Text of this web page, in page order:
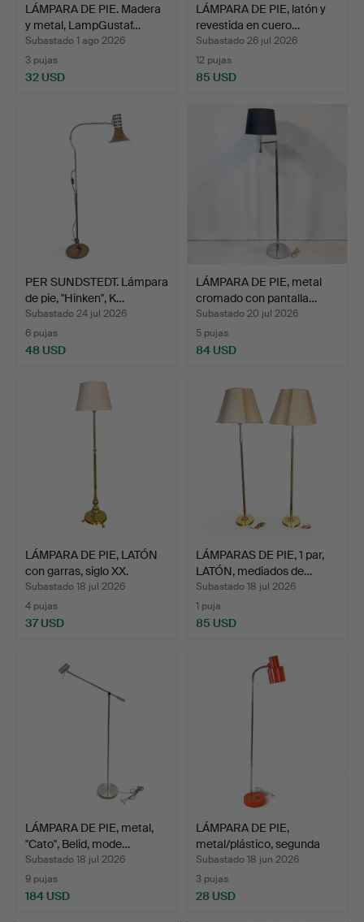
LÁMPARA DE PIE. Madera
y metal, LampGustaf…
Subastado 1 ago 2026
3 pujas
32 USD
LÁMPARA DE PIE, latón y
revestida en cuero…
Subastado 26 jul 2026
12 pujas
85 USD
PER SUNDSTEDT. Lámpara
de pie, "Hinken", K…
Subastado 24 jul 2026
6 pujas
48 USD
LÁMPARA DE PIE, metal
cromado con pantalla…
Subastado 20 jul 2026
5 pujas
84 USD
LÁMPARA DE PIE, LATÓN
con garras, siglo XX.
Subastado 18 jul 2026
4 pujas
37 USD
LÁMPARAS DE PIE, 1 par,
LATÓN, mediados de…
Subastado 18 jul 2026
1 puja
85 USD
LÁMPARA DE PIE, metal,
"Cato", Belid, mode…
Subastado 18 jul 2026
9 pujas
184 USD
LÁMPARA DE PIE,
metal/plástico, segunda
mi…
Subastado 18 jun 2026
3 pujas
28 USD